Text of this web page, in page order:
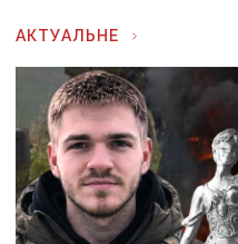
АКТУАЛЬНЕ